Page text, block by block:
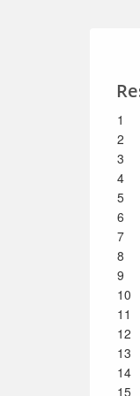
1
2
3
4
5
6
7
8
9
10
11
12
13
14
15